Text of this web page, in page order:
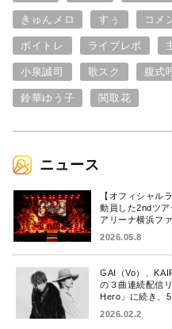
きゅんメロ すぅ コメ
ボイトレ ライブレポ
小泉誠司 歌スク 腹式
鈴華ゆう子 関取花
ニュース
【オフィシャル
動員した2ndツ
アリーナ横浜フ
2026.05.8
GAI（Vo）、
の３曲連続配信
Hero」に続き、
2026.02.2